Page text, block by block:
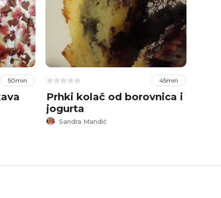
50min 45min
Prhki kolač od borovnica i
jogurta
Sandra Mandić